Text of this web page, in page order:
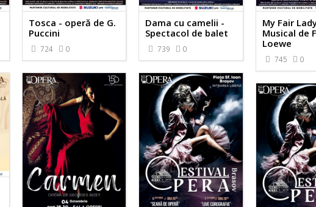
Tosca - operă de G.
Puccini
724 0
Dama cu camelii -
Spectacol de balet
739 0
My Fair
Musical de
Loewe
745 0